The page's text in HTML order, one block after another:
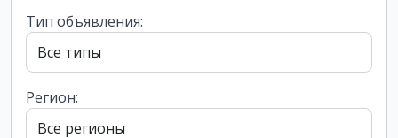
Тип объявления:
Регион: